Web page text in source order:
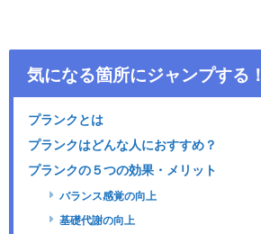
気になる箇所にジャンプする！
プランクとは
プランクはどんな人におすすめ？
プランクの５つの効果・メリット
バランス感覚の向上
基礎代謝の向上